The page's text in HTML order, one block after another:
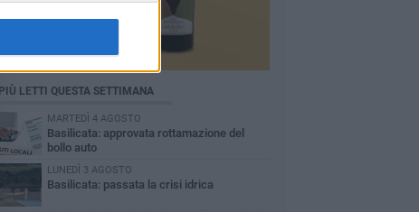
PIÙ LETTI QUESTA SETTIMANA
MARTEDÌ 4 AGOSTO
Basilicata: approvata rottamazione del
bollo auto
LUNEDÌ 3 AGOSTO
Basilicata: passata la crisi idrica